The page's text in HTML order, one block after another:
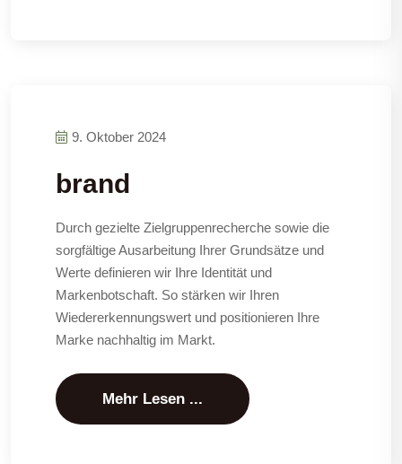
9. Oktober 2024
brand
Durch gezielte Zielgruppenrecherche sowie die
sorgfältige Ausarbeitung Ihrer Grundsätze und
Werte definieren wir Ihre Identität und
Markenbotschaft. So stärken wir Ihren
Wiedererkennungswert und positionieren Ihre
Marke nachhaltig im Markt.
Mehr Lesen ...